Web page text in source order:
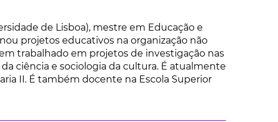
de Lisboa), mestre em Educação e
projetos educativos na organização não
trabalhado em projetos de investigação nas
ciência e sociologia da cultura. É atualmente
II. É também docente na Escola Superior